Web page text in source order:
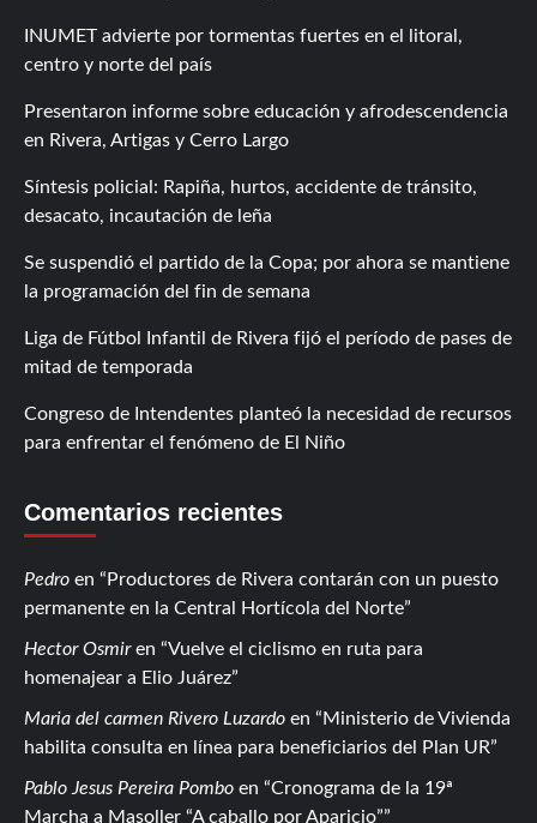
INUMET advierte por tormentas fuertes en el litoral,
centro y norte del país
Presentaron informe sobre educación y afrodescendencia
en Rivera, Artigas y Cerro Largo
Síntesis policial: Rapiña, hurtos, accidente de tránsito,
desacato, incautación de leña
Se suspendió el partido de la Copa; por ahora se mantiene
la programación del fin de semana
Liga de Fútbol Infantil de Rivera fijó el período de pases de
mitad de temporada
Congreso de Intendentes planteó la necesidad de recursos
para enfrentar el fenómeno de El Niño
Comentarios recientes
Pedro en
Productores de Rivera contarán con un puesto
permanente en la Central Hortícola del Norte
Hector Osmiren
Vuelve el ciclismo en ruta para
homenajear a Elio Juárez
Maria del carmen Rivero Luzardo en
Ministerio de Vivienda
habilita consulta en línea para beneficiarios del Plan UR
Pablo Jesus Pereira Pombo en
Cronograma de la 19ª
Marcha a Masoller “A caballo por Aparicio”